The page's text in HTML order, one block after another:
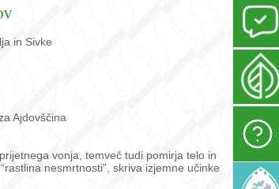
in Sivke
Ajdovščina
vonja, temveč tudi pomirja telo in
nesmrtnosti”, skriva izjemne učinke